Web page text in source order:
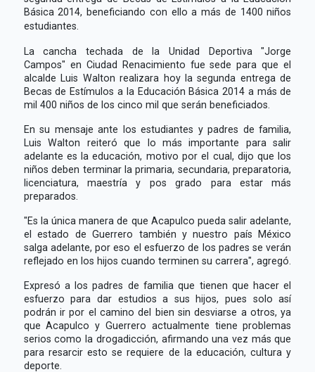
Básica 2014, beneficiando con ello a más de 1400 niños
estudiantes.
La cancha techada de la Unidad Deportiva "Jorge
Campos" en Ciudad Renacimiento fue sede para que el
alcalde Luis Walton realizara hoy la segunda entrega de
Becas de Estímulos a la Educación Básica 2014 a más de
mil 400 niños de los cinco mil que serán beneficiados.
En su mensaje ante los estudiantes y padres de familia,
Luis Walton reiteró que lo más importante para salir
adelante es la educación, motivo por el cual, dijo que los
niños deben terminar la primaria, secundaria, preparatoria,
licenciatura, maestría y pos grado para estar más
preparados.
"Es la única manera de que Acapulco pueda salir adelante,
el estado de Guerrero también y nuestro país México
salga adelante, por eso el esfuerzo de los padres se verán
reflejado en los hijos cuando terminen su carrera", agregó.
Expresó a los padres de familia que tienen que hacer el
esfuerzo para dar estudios a sus hijos, pues solo así
podrán ir por el camino del bien sin desviarse a otros, ya
que Acapulco y Guerrero actualmente tiene problemas
serios como la drogadicción, afirmando una vez más que
para resarcir esto se requiere de la educación, cultura y
deporte.